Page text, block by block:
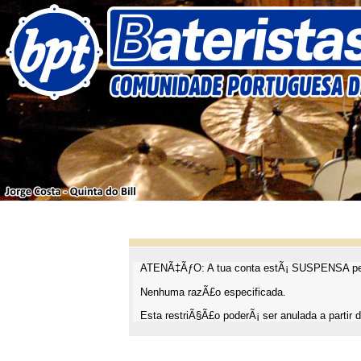
ATENÃ‡ÃƒO: A tua conta estÃ¡ SUSPENSA
Nenhuma razÃ£o especificada.
Esta restriÃ§Ã£o poderÃ¡ ser anulada a partir